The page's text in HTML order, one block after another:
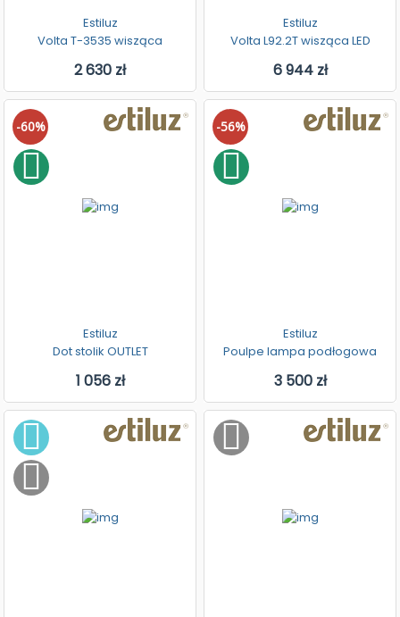
Estiluz
Volta T-3535 wisząca
2 630 zł
Estiluz
Volta L92.2T wisząca LED
6 944 zł
-60%
Estiluz
Dot stolik OUTLET
1 056 zł
-56%
Estiluz
Poulpe lampa podłogowa
3 500 zł